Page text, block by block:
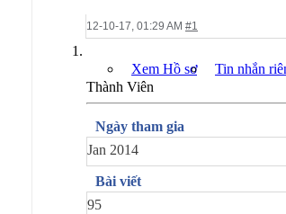
12-10-17, 01:29 AM #1
Xem Hồ sơ
Tin nhắn
Thành Viên
Ngày tham gia
Jan 2014
Bài viết
95